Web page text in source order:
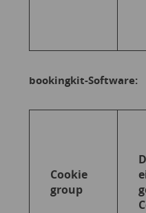
bookingkit-Software:
Cookie
group